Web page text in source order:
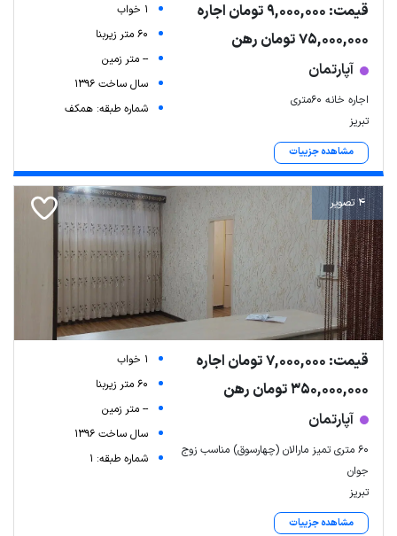
قیمت: 9,000,000 تومان اجاره
75,000,000 تومان رهن
آپارتمان
اجاره خانه 60متری
تبریز
مشاهده جزییات
1 خواب
60 متر زیربنا
-- متر زمین
سال ساخت 1396
شماره طبقه: همکف
4 تصویر
قیمت: 7,000,000 تومان اجاره
350,000,000 تومان رهن
آپارتمان
۶۰ متری تمیز مارالان (چهارسوق) مناسب زوج
جوان
تبریز
مشاهده جزییات
1 خواب
60 متر زیربنا
-- متر زمین
سال ساخت 1396
شماره طبقه: 1